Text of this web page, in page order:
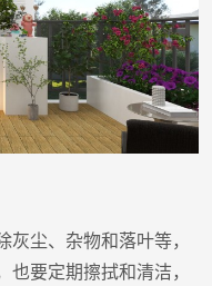
尘、杂物和落叶等，
要定期擦拭和清洁，